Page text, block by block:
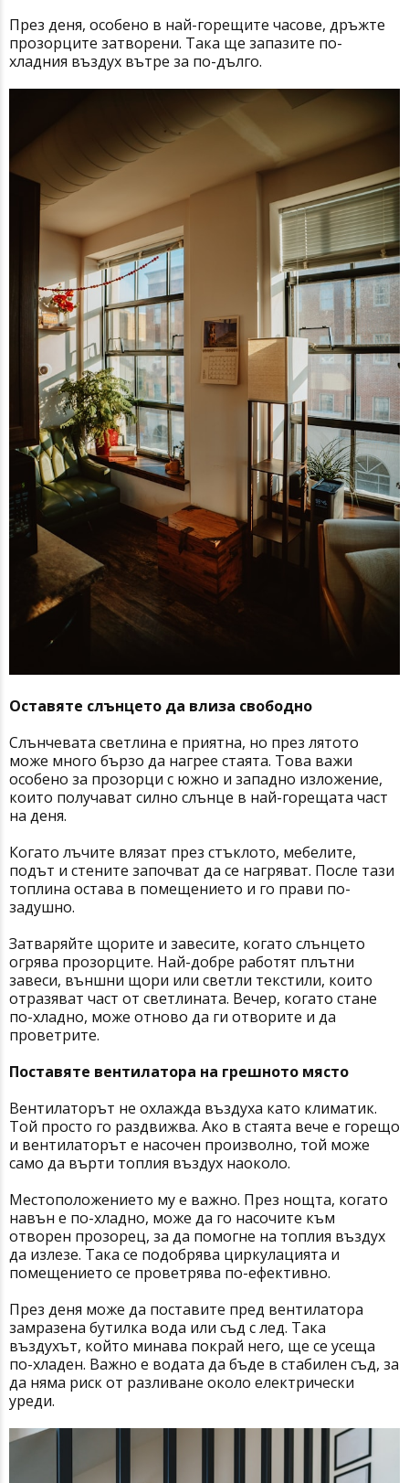
През деня, особено в най-горещите часове, дръжте
прозорците затворени. Така ще запазите по-
хладния въздух вътре за по-дълго.
Оставяте слънцето да влиза свободно
Слънчевата светлина е приятна, но през лятото
може много бързо да нагрее стаята. Това важи
особено за прозорци с южно и западно изложение,
които получават силно слънце в най-горещата част
на деня.
Когато лъчите влязат през стъклото, мебелите,
подът и стените започват да се нагряват. После тази
топлина остава в помещението и го прави по-
задушно.
Затваряйте щорите и завесите, когато слънцето
огрява прозорците. Най-добре работят плътни
завеси, външни щори или светли текстили, които
отразяват част от светлината. Вечер, когато стане
по-хладно, може отново да ги отворите и да
проветрите.
Поставяте вентилатора на грешното място
Вентилаторът не охлажда въздуха като климатик.
Той просто го раздвижва. Ако в стаята вече е горещо
и вентилаторът е насочен произволно, той може
само да върти топлия въздух наоколо.
Местоположението му е важно. През нощта, когато
навън е по-хладно, може да го насочите към
отворен прозорец, за да помогне на топлия въздух
да излезе. Така се подобрява циркулацията и
помещението се проветрява по-ефективно.
През деня може да поставите пред вентилатора
замразена бутилка вода или съд с лед. Така
въздухът, който минава покрай него, ще се усеща
по-хладен. Важно е водата да бъде в стабилен съд, за
да няма риск от разливане около електрически
уреди.